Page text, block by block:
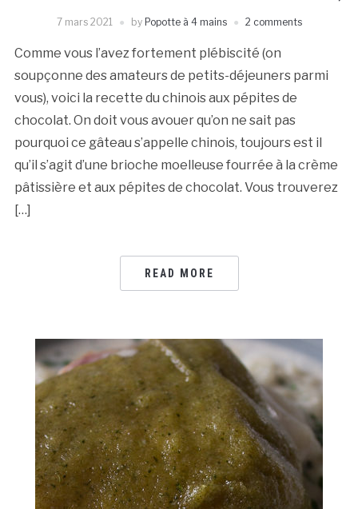
7 mars 2021 by Popotte à 4 mains 2 comments
Comme vous l’avez fortement plébiscité (on
soupçonne des amateurs de petits-déjeuners parmi
vous), voici la recette du chinois aux pépites de
chocolat. On doit vous avouer qu’on ne sait pas
pourquoi ce gâteau s’appelle chinois, toujours est il
qu’il s’agit d’une brioche moelleuse fourrée à la crème
pâtissière et aux pépites de chocolat. Vous trouverez
[…]
READ MORE